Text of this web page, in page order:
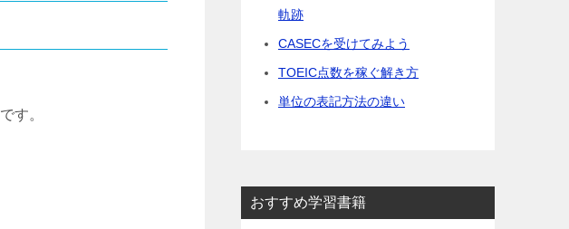
です。
軌跡
CASECを受けてみよう
TOEIC点数を稼ぐ解き方
単位の表記方法の違い
おすすめ学習書籍